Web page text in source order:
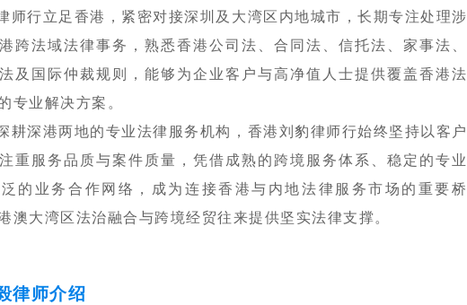
师行立足香港，紧密对接深圳及大湾区内地城市，长期专注处理涉
跨法域法律事务，熟悉香港公司法、合同法、信托法、家事法、
及国际仲裁规则，能够为企业客户与高净值人士提供覆盖香港法
专业解决方案。
耕深港两地的专业法律服务机构，香港刘豹律师行始终坚持以客户
重服务品质与案件质量，凭借成熟的跨境服务体系、稳定的专业
的业务合作网络，成为连接香港与内地法律服务市场的重要桥
澳大湾区法治融合与跨境经贸往来提供坚实法律支撑。
律师介绍